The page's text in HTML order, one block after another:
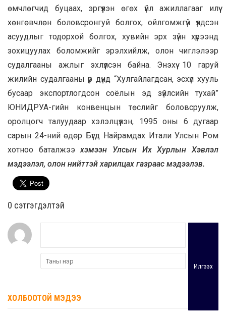
өмчлөгчид буцаах, эргүүлэн өгөх үйл ажиллагааг илүү
хөнгөвчлөн боловсронгуй болгох, ойлгомжгүй үлдсэн
асуудлыг тодорхой болгох, хувийн эрх зүйн хүрээнд
зохицуулах боломжийг эрэлхийлж, олон чиглэлээр
судалгааны ажлыг эхлүүлсэн байна. Энэхүү 10 гаруй
жилийн судалгааны үр дүнд “Хулгайлагдсан, эсхүл хууль
бусаар экспортлогдсон соёлын эд зүйлсийн тухай”
ЮНИДРУА-гийн конвенцын төслийг боловсруулж,
оролцогч талуудаар хэлэлцүүлэн, 1995 оны 6 дугаар
сарын 24-ний өдөр Бүгд Найрамдах Итали Улсын Ром
хотноо баталжээхэмээн Улсын Их Хурлын Хэвлэл
мэдээлэл, олон нийттэй харилцах газраас мэдээлэв.
0 cэтгэгдэлтэй
Илгээх
ХОЛБООТОЙ МЭДЭЭ